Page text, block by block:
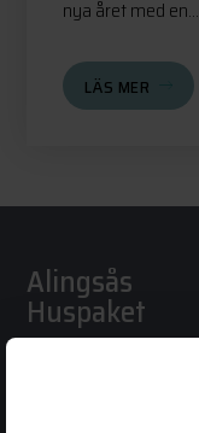
nya året med en...
LÄS MER
Alingsås
Huspaket